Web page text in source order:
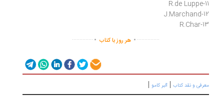
R.Char
...............
. هر روز با کتاب .
..............
معرفی و نقد کتاب|آلبر کامو|